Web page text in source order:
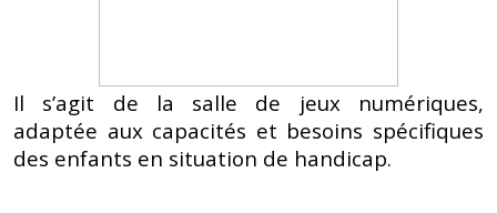
Il s’agit de la salle de jeux numériques,
adaptée aux capacités et besoins spécifiques
des enfants en situation de handicap.